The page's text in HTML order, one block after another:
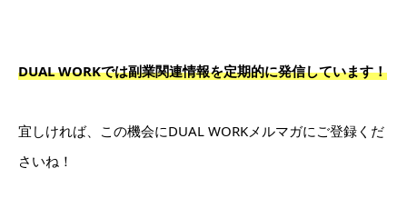
DUAL WORKでは副業関連情報を定期的に発信しています！
宜しければ、この機会にDUAL WORKメルマガにご登録くだ
さいね！